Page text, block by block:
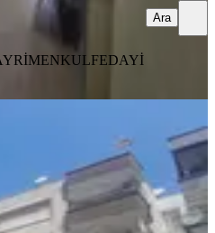
FEDAYİ
Ara
·1. Kat 23.07.2026